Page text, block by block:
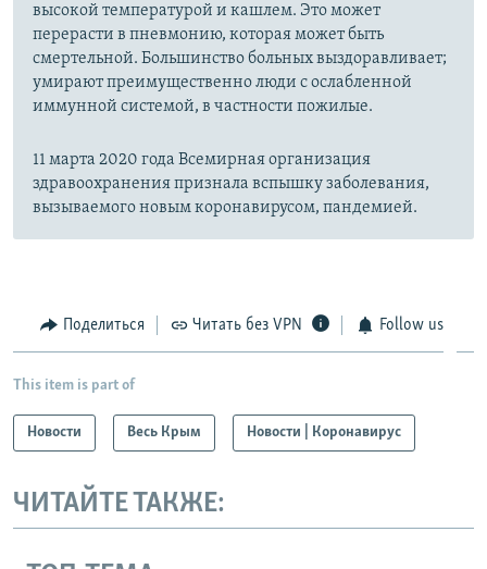
высокой температурой и кашлем. Это может
перерасти в пневмонию, которая может быть
смертельной. Большинство больных выздоравливает;
умирают преимущественно люди с ослабленной
иммунной системой, в частности пожилые.
11 марта 2020 года Всемирная организация
здравоохранения признала вспышку заболевания,
вызываемого новым коронавирусом, пандемией.
Поделиться Читать без VPN Follow us
This item is part of
Новости Весь Крым Новости | Коронавирус
ЧИТАЙТЕ ТАКЖЕ: